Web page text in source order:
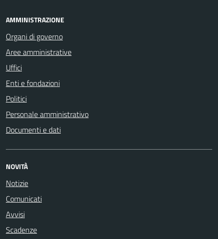
AMMINISTRAZIONE
Organi di governo
Aree amministrative
Uffici
Enti e fondazioni
Politici
Personale amministrativo
Documenti e dati
NOVITÀ
Notizie
Comunicati
Avvisi
Scadenze